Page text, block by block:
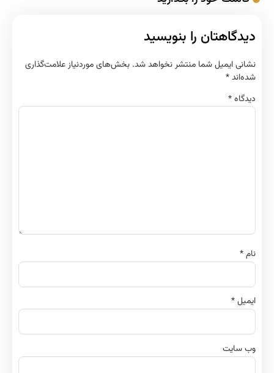
دیدگاهتان را بنویسید
نشانی ایمیل شما منتشر نخواهد شد. بخش‌های موردنیاز علامت‌گذاری
شده‌اند*
دیدگاه*
نام*
ایمیل*
وب‌ سایت